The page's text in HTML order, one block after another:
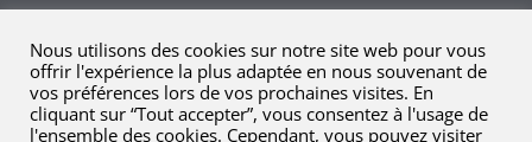
Nous utilisons des cookies sur notre site web pour vous
offrir l'expérience la plus adaptée en nous souvenant de
vos préférences lors de vos prochaines visites. En
cliquant sur “Tout accepter”, vous consentez à l'usage de
l'ensemble des cookies. Cependant, vous pouvez visiter